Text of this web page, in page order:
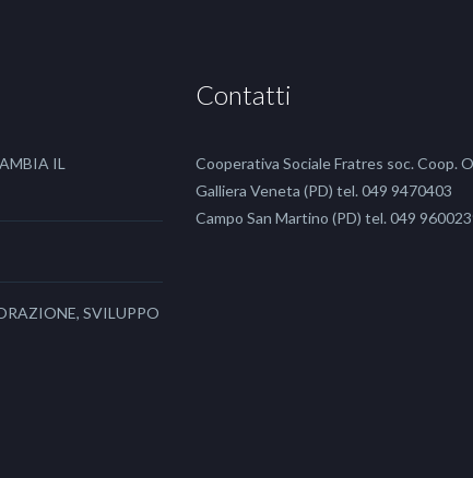
IL
SVILUPPO
Contatti
Cooperativa Sociale Fratres soc. Coop.
Galliera Veneta (PD) tel. 049 9470403
Campo San Martino (PD) tel. 049